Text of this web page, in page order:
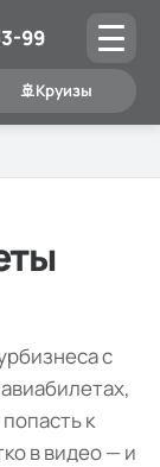
🚢Круизы
99
с
к
в видео — и